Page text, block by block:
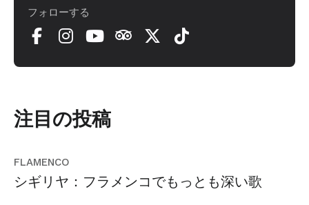
フォローする
注目の投稿
FLAMENCO
シギリヤ：フラメンコでもっとも深い歌